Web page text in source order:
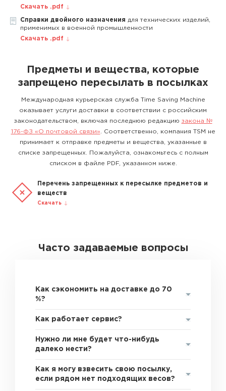
Скачать .pdf
Справки двойного назначения для технических изделий,
применимых в военной промышленности
Скачать .pdf
Предметы и вещества, которые
запрещено пересылать в посылках
Международная курьерская служба Time Saving Machine
оказывает услуги доставки в соответствии с российским
законодательством, включая последнюю редакцию закона №
176-ФЗ «О почтовой связи» . Соответственно, компания TSM не
принимает к отправке предметы и вещества, указанные в
списке запрещенных. Пожалуйста, ознакомьтесь с полным
списком в файле PDF, указанном ниже.
Перечень запрещенных к пересылке предметов и
веществ
Скачать
Часто задаваемые вопросы
Как сэкономить на доставке до 70
%?
Как работает сервис?
Нужно ли мне будет что-нибудь
далеко нести?
Как я могу взвесить свою посылку,
если рядом нет подходящих весов?